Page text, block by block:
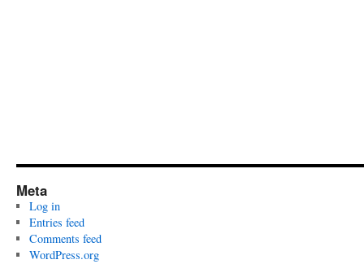
Meta
Log in
Entries feed
Comments feed
WordPress.org